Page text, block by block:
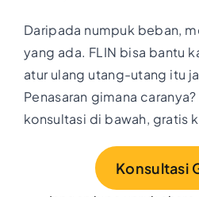
Daripada numpuk beban,
yang ada. FLIN bisa bantu
atur ulang utang-utang itu
Penasaran gimana
konsultasi di bawah, gratis
Konsultasi